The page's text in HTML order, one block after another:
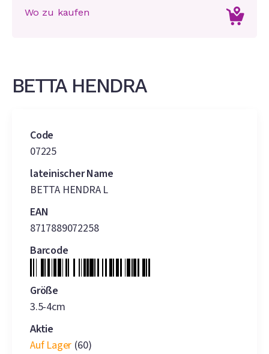
Wo zu kaufen
BETTA HENDRA
Code
07225
lateinischer Name
BETTA HENDRA L
EAN
8717889072258
Barcode
Größe
3.5-4cm
Aktie
Auf Lager (60)